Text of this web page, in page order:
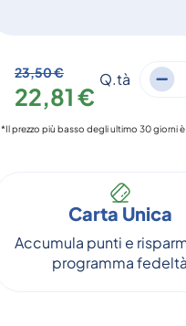
23,50 €
22,81 €
Q.tà
*Il prezzo più basso degli ultimo 30 giorni è
Carta Unica
Accumula punti e
programma fedeltà